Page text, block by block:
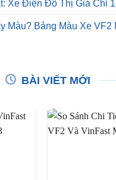
Xe Điện Đô Thị Giá Chỉ
Màu? Bảng Màu Xe VF2
BÀI VIẾT MỚI